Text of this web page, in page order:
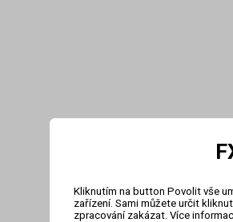
Kliknutím na button Povolit vše
zařízení. Sami můžete určit
zpracování zakázat. Více